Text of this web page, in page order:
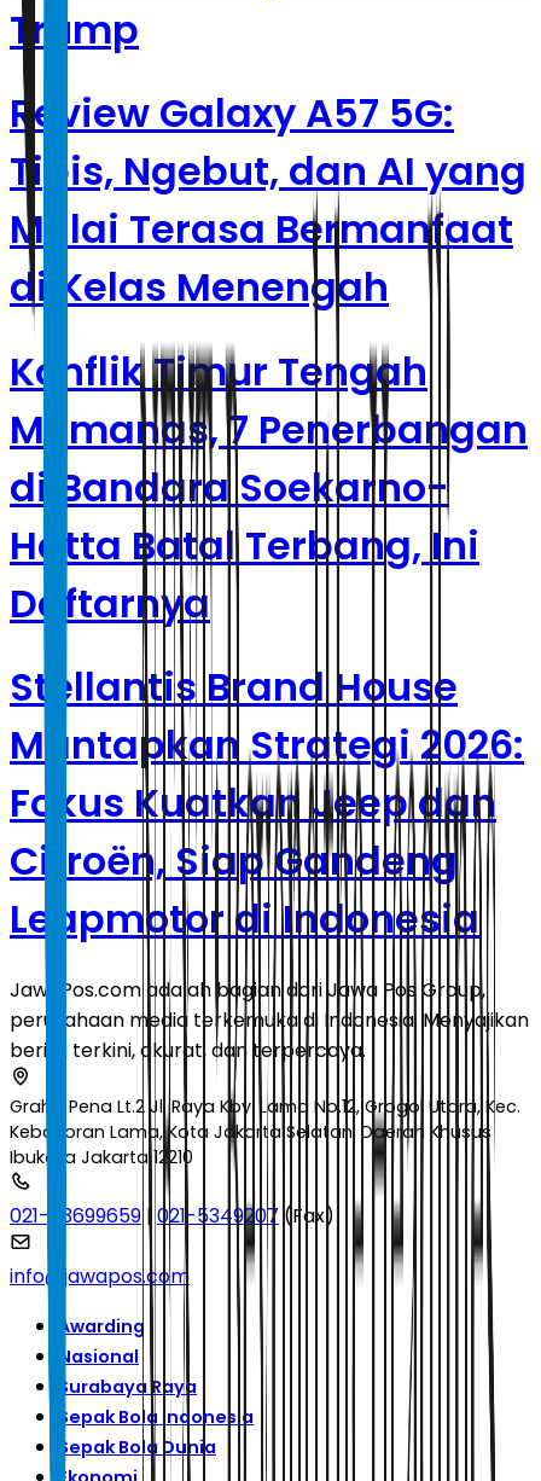
Trump
Review Galaxy A57 5G:
Tipis, Ngebut, dan AI yang
Mulai Terasa Bermanfaat
di Kelas Menengah
Konflik Timur Tengah
Memanas, 7 Penerbangan
di Bandara Soekarno-
Hatta Batal Terbang, Ini
Daftarnya
Stellantis Brand House
Mantapkan Strategi 2026:
Fokus Kuatkan Jeep dan
Citroën, Siap Gandeng
Leapmotor di Indonesia
JawaPos.com adalah bagian dari Jawa Pos Group,
perusahaan media terkemuka di Indonesia. Menyajikan
berita terkini, akurat, dan terpercaya.
Graha Pena Lt.2 Jl. Raya Kby. Lama No.12, Grogol Utara, Kec.
Kebayoran Lama, Kota Jakarta Selatan, Daerah Khusus
Ibukota Jakarta 12210
021-53699659 | 021-5349207 (Fax)
info@jawapos.com
Awarding
Nasional
Surabaya Raya
Sepak Bola Indonesia
Sepak Bola Dunia